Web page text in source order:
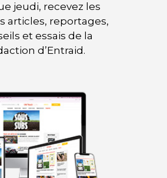
jeudi, recevez les
articles, reportages,
et essais de la
d’Entraid.